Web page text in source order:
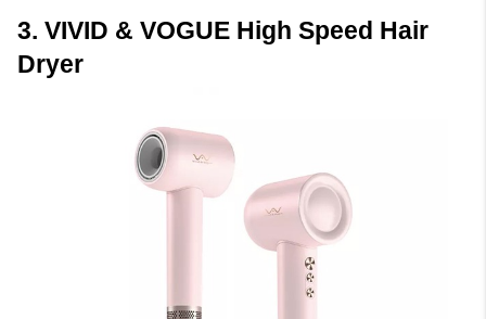
3. VIVID & VOGUE High Speed Hair
Dryer